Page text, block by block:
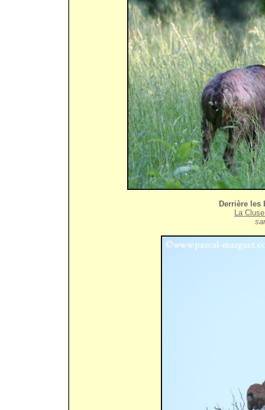
Derrière les
La